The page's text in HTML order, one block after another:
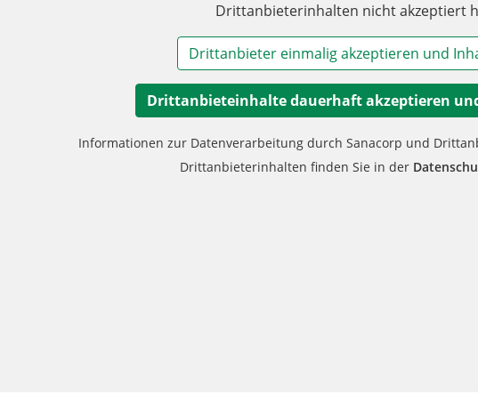
Drittanbieterinhalten nicht akzeptiert
Drittanbieter einmalig akzeptieren und
Drittanbieteinhalte dauerhaft akzeptieren
Informationen zur Datenverarbeitung durch Sanacorp und
Drittanbieterinhalten finden Sie in der